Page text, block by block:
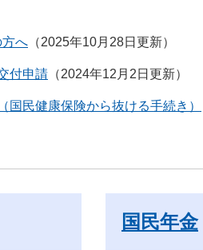
へ 2025年10月28日更新
付申請 2024年12月2日更新
国民健康保険から抜ける手続き）
国民年金